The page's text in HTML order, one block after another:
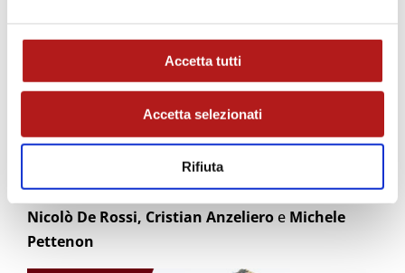
Accetta tutti
Accetta selezionati
Rifiuta
Allenatori:Fabrizio Marchiorello, Stefano Rizzo,
Nicolò De Rossi, Cristian Anzelieroe Michele
Pettenon